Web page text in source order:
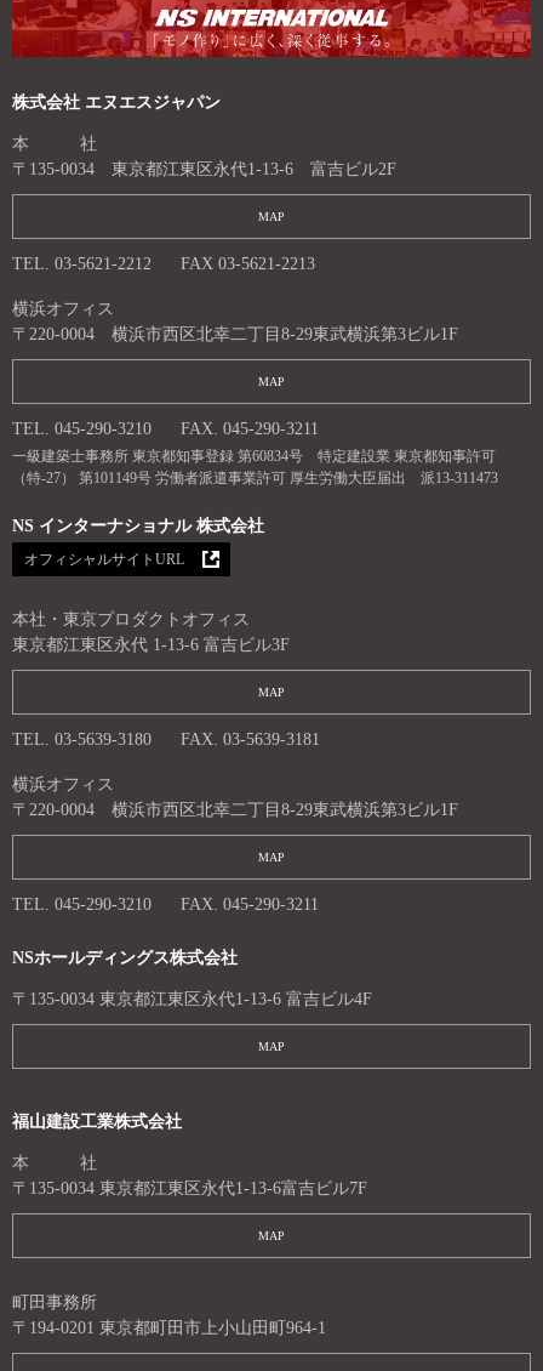
株式会社 エヌエスジャパン
本 社
〒135-0034 東京都江東区永代1-13-6 富吉ビル2F
MAP
TEL. 03-5621-2212 FAX 03-5621-2213
横浜オフィス
〒220-0004 横浜市西区北幸二丁目8-29東武横浜第3ビル1F
MAP
TEL. 045-290-3210 FAX. 045-290-3211
一級建築士事務所 東京都知事登録 第60834号 特定建設業 東京都知事許可
（特-27） 第101149号 労働者派遣事業許可 厚生労働大臣届出 派13-311473
NS インターナショナル 株式会社
オフィシャルサイトURL
本社・東京プロダクトオフィス
東京都江東区永代 1-13-6 富吉ビル3F
MAP
TEL. 03-5639-3180 FAX. 03-5639-3181
横浜オフィス
〒220-0004 横浜市西区北幸二丁目8-29東武横浜第3ビル1F
MAP
TEL. 045-290-3210 FAX. 045-290-3211
NSホールディングス株式会社
〒135-0034 東京都江東区永代1-13-6 富吉ビル4F
MAP
福山建設工業株式会社
本 社
〒135-0034 東京都江東区永代1-13-6富吉ビル7F
MAP
町田事務所
〒194-0201 東京都町田市上小山田町964-1